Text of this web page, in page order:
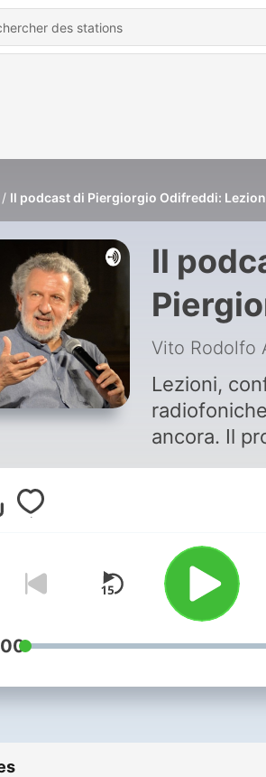
Il podcast di Piergiorgio Odifreddi:
Il
e
Vito Rodolfo
Lezioni,
ancora. Il
Odifreddi
avvincente
meno noti
politica,
Questo
senza
facilmente
Contatti: